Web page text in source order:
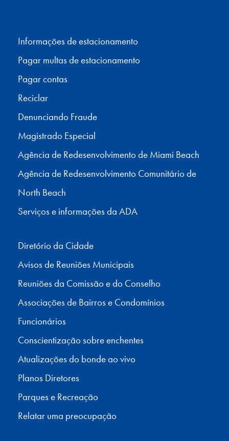
Informações de estacionamento
Pagar multas de estacionamento
Pagar contas
Reciclar
Denunciando Fraude
Magistrado Especial
Agência de Redesenvolvimento de Miami Beach
Agência de Redesenvolvimento Comunitário de
North Beach
Serviços e informações da ADA
Diretório da Cidade
Avisos de Reuniões Municipais
Reuniões da Comissão e do Conselho
Associações de Bairros e Condomínios
Funcionários
Conscientização sobre enchentes
Atualizações do bonde ao vivo
Planos Diretores
Parques e Recreação
Relatar uma preocupação